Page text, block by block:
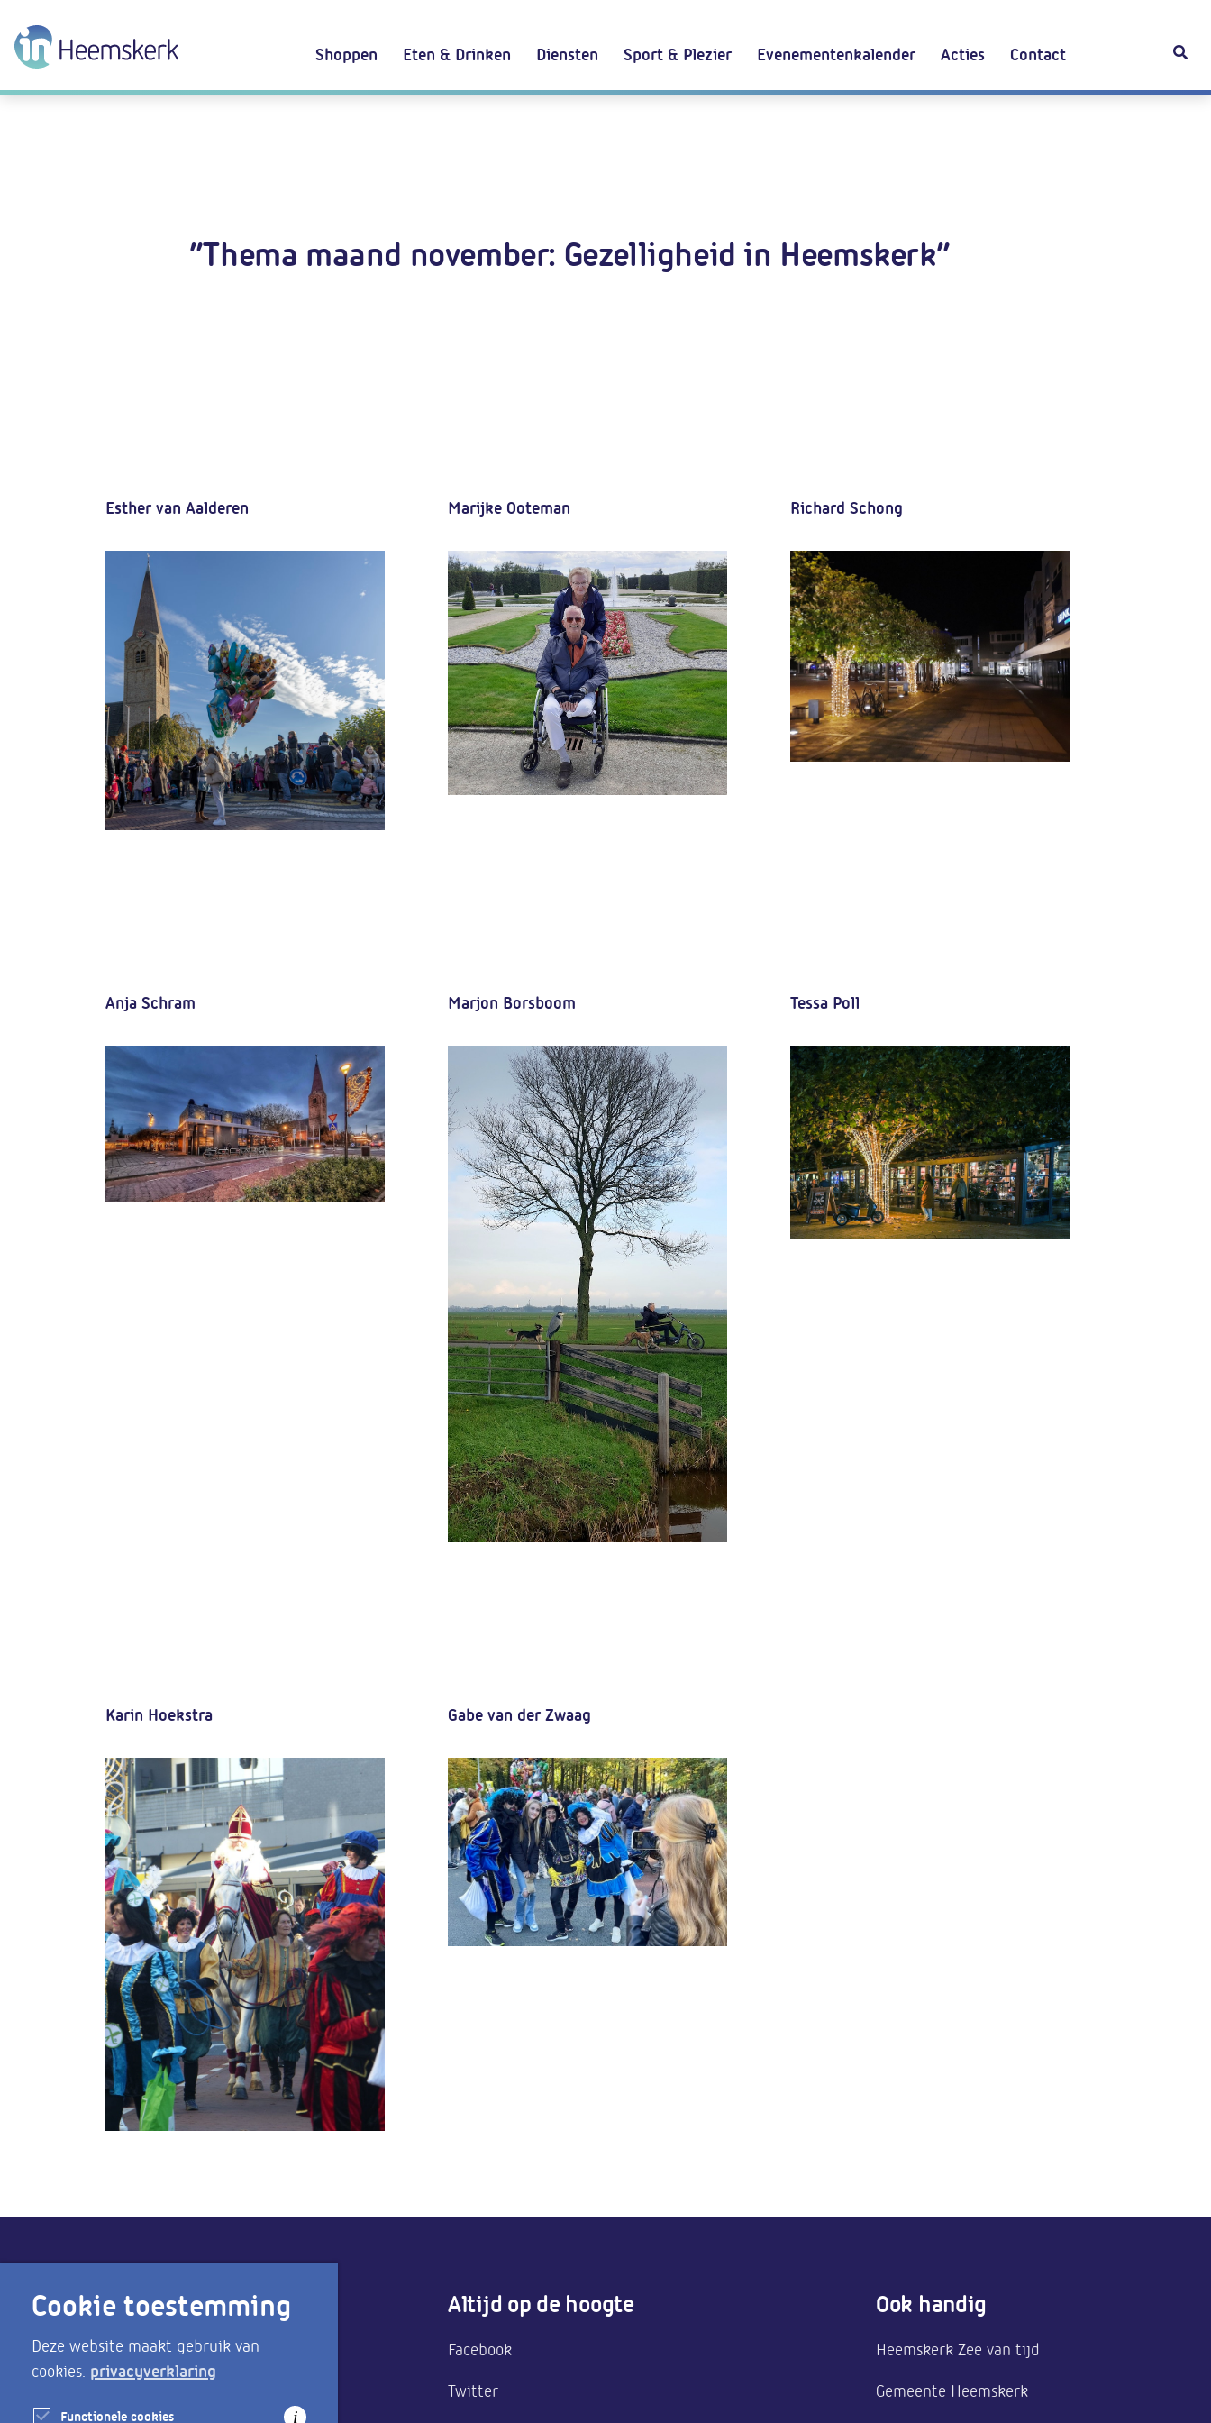
Shoppen Eten & Drinken Diensten Sport & Plezier Evenementenkalender Acties Contact
“Thema maand november: Gezelligheid in Heemskerk”
Esther van Aalderen Marijke Ooteman Richard Schong
Anja Schram Marjon Borsboom Tessa Poll
Karin Hoekstra Gabe van der Zwaag
Direct naar
Aanmelden als ondernemer
Altijd op de hoogte
Facebook
Twitter
Ook handig
Heemskerk Zee van tijd
Gemeente Heemskerk
Cookie toestemming
Deze website maakt gebruik van
cookies. privacyverklaring
Functionele cookies i